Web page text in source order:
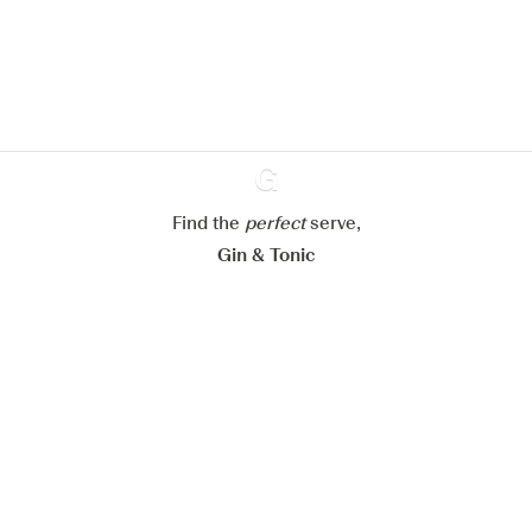
Ginventory
Find the perfectserve,
Gin & Tonic
Paramétrer mes cookies
Refuser tout Accepter tout